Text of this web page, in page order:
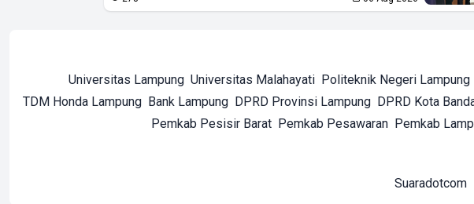
Universitas Lampung Universitas Malahayati Politeknik Negeri Lampung
TDM Honda Lampung Bank Lampung DPRD Provinsi Lampung DPRD Kota
Pemkab Pesisir Barat Pemkab Pesawaran Pemkab
Suaradotcom